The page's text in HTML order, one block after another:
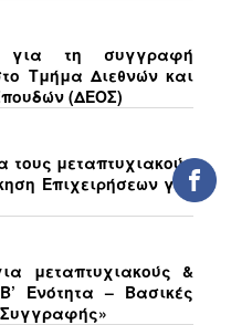
Π.Ο.Τ
ΑΝΑΓΝΩΣΤΗΡΙΟ
ΔΑΝΕΙΣΜΟΣ
ΔΙΑΔΑΝΕΙΣΜΟΣ
ΠΑΡΑΓΓΕΛΙΕΣ ΒΙΒΛΙΩΝ
για τη συγγραφή
Τμήμα Διεθνών και
(ΔΕΟΣ)
τους μεταπτυχιακούς
Επιχειρήσεων για
μεταπτυχιακούς &
Ενότητα – Βασικές
Συγγραφής»